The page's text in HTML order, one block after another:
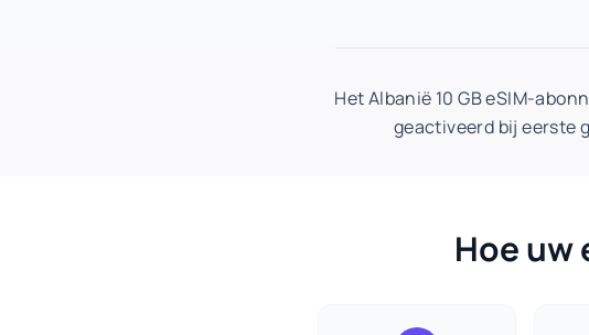
Het Albanië 10 GB eSIM-
geactiveerd bij eerste
Hoe uw